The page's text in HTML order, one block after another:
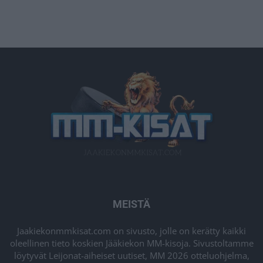
MEISTÄ
Jaakiekonmmkisat.com on sivusto, jolle on kerätty kaikki
oleellinen tieto koskien Jääkiekon MM-kisoja. Sivustoltamme
löytyvät Leijonat-aiheiset uutiset, MM 2026 otteluohjelma,